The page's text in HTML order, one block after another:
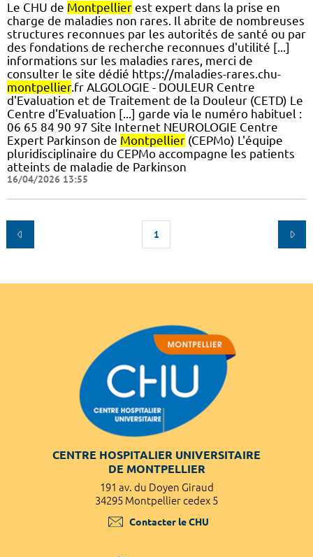
Le CHU de Montpellier est expert dans la prise en
charge de maladies non rares. Il abrite de nombreuses
structures reconnues par les autorités de santé ou par
des fondations de recherche reconnues d'utilité [...]
informations sur les maladies rares, merci de
consulter le site dédié https://maladies-rares.chu-
montpellier.fr ALGOLOGIE - DOULEUR Centre
d'Evaluation et de Traitement de la Douleur (CETD) Le
Centre d'Evaluation [...] garde via le numéro habituel :
06 65 84 90 97 Site Internet NEUROLOGIE Centre
Expert Parkinson de Montpellier (CEPMo) L'équipe
pluridisciplinaire du CEPMo accompagne les patients
atteints de maladie de Parkinson
16/04/2026 13:55
1
CENTRE HOSPITALIER UNIVERSITAIRE
DE MONTPELLIER
191 av. du Doyen Giraud
34295 Montpellier cedex 5
Contacter le CHU